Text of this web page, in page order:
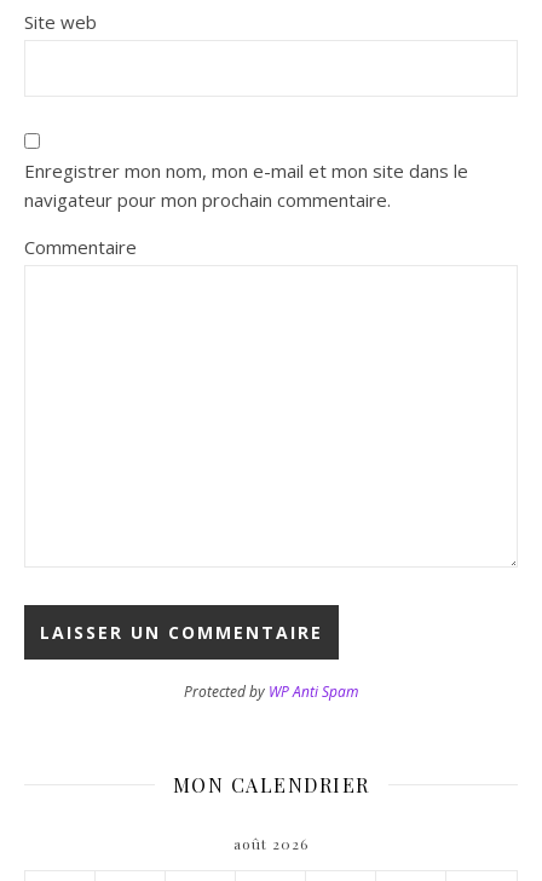
Site web
Enregistrer mon nom, mon e-mail et mon site dans le
navigateur pour mon prochain commentaire.
Commentaire
Protected by WP Anti Spam
MON CALENDRIER
août 2026